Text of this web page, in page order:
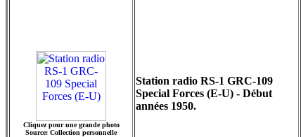
Cliquez pour une grande photo
Source: Collection personnelle
Station radio RS-1 GRC-109
Special Forces (E-U) - Début
années 1950.